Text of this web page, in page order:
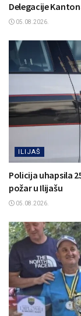
Delegacije
05.08.2026.
ILIJAŠ
Policija uhapsila
požar u Ilijašu
05.08.2026.